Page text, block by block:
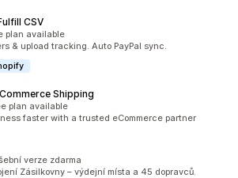
CSV
121
plan available
& upload tracking. Auto PayPal sync.
Shipping
630
plan available
faster with a trusted eCommerce partner
73
verze zdarma
Zásilkovny – výdejní místa a 45 dopravců.